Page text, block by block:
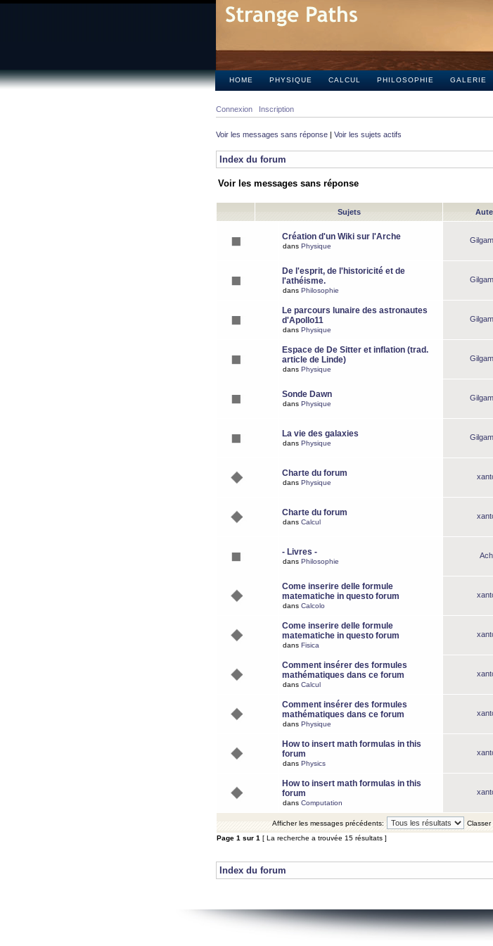
HOME PHYSIQUE CALCUL PHILOSOPHIE GALERIE
Connexion Inscription
Voir les messages sans réponse | Voir les sujets actifs
Index du forum
Voir les messages sans réponse
Sujets
Création d'un Wiki sur l'Arche
dans Physique
De l'esprit, de l'historicité et de
l'athéisme.
dans Philosophie
Le parcours lunaire des astronautes
d'Apollo11
dans Physique
Espace de De Sitter et inflation (trad.
article de Linde)
dans Physique
Sonde Dawn
dans Physique
La vie des galaxies
dans Physique
Charte du forum
dans Physique
Charte du forum
dans Calcul
- Livres -
dans Philosophie
Come inserire delle formule
matematiche in questo forum
dans Calcolo
Come inserire delle formule
matematiche in questo forum
dans Fisica
Comment insérer des formules
mathématiques dans ce forum
dans Calcul
Comment insérer des formules
mathématiques dans ce forum
dans Physique
How to insert math formulas in this
forum
dans Physics
How to insert math formulas in this
forum
dans Computation
Afficher les messages précédents:
Classer
Page 1 sur 1 [ La recherche a trouvée 15 résultats ]
Index du forum